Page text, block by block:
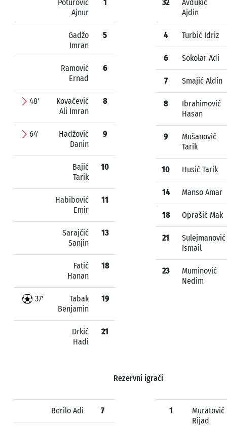
Poturović
Ajnur
1
Gadžo
Imran
5
Ramović
Ernad
6
48'
Kovačević
Ali Imran
8
64'
Hadžović
Danin
9
Bajić
Tarik
10
Habibović
Emir
11
Sarajčić
Sanjin
13
Fatić
Hanan
18
37'
Tabak
Benjamin
19
Drkić
Hadi
21
32
Avdukić
Ajdin
4 Turbić Idriz
6 Sokolar Adi
7 Smajić Aldin
8
Ibrahimović
Hasan
9
Mušanović
Tarik
10 Husić Tarik
14 Manso Amar
18 Oprašić Mak
21
Sulejmanović
Ismail
23
Muminović
Nedim
Rezervni igrači
Berilo Adi 7 1
Muratović
Rijad